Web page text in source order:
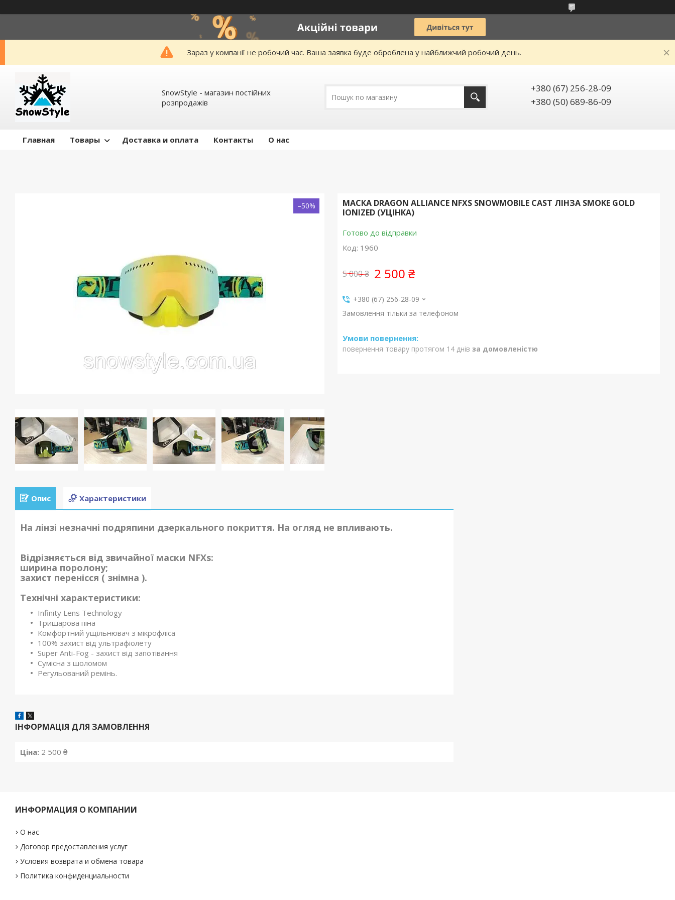
Зараз у компанії не робочий час. Ваша заявка буде оброблена у найближчий робочий день.
SnowStyle - магазин постійних
розпродажів
+380 (67) 256-28-09
+380 (50) 689-86-09
Главная Товары Доставка и оплата Контакты О нас
–50%
МАСКА DRAGON ALLIANCE NFXS SNOWMOBILE CAST ЛІНЗА SMOKE GOLD
IONIZED (УЦІНКА)
Готово до відправки
Код: 1960
5 000 ₴ 2 500 ₴
+380 (67) 256-28-09
Замовлення тільки за телефоном
повернення товару протягом 14 днів за домовленістю
Опис Характеристики
На лінзі незначні подряпини дзеркального покриття. На огляд не впливають.
Відрізняється від звичайної маски NFXs:
ширина поролону;
захист перенісся ( знімна ).
Технічні характеристики:
Infinity Lens Technology
Тришарова піна
Комфортний ущільнювач з мікрофліса
100% захист від ультрафіолету
Super Anti-Fog - захист від запотівання
Сумісна з шоломом
Регульований ремінь.
ІНФОРМАЦІЯ ДЛЯ ЗАМОВЛЕННЯ
Ціна: 2 500 ₴
ИНФОРМАЦИЯ О КОМПАНИИ
О нас
Договор предоставления услуг
Условия возврата и обмена товара
Политика конфиденциальности